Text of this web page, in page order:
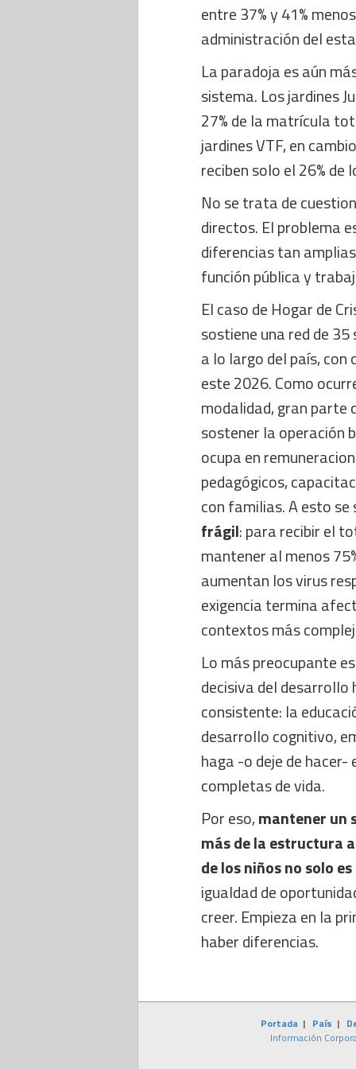
entre 37% y 41%
administración del
La paradoja es aún
sistema. Los jardines
27% de la matrícula
jardines VTF, en
reciben solo el 26% de
No se trata de
directos. El problema
diferencias tan
función pública y
El caso de Hogar de
sostiene una red de
a lo largo del país, con
este 2026. Como
modalidad, gran parte
sostener la operación
ocupa en
pedagógicos,
con familias. A esto
frágil: para recibir el
mantener al menos
aumentan los virus
exigencia termina
contextos más
Lo más preocupante
decisiva del desarrollo
consistente: la
desarrollo cognitivo,
haga -o deje de
completas de vida.
Por eso,mantener un
más de la estructura
de los niños no solo
igualdad de
creer. Empieza en la
haber diferencias.
Portada| País |
Información